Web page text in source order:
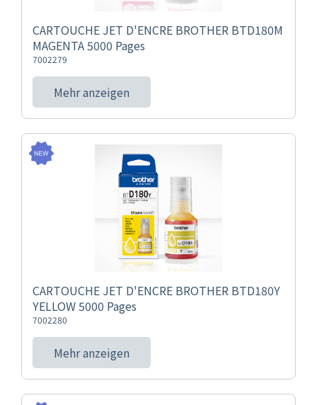
CARTOUCHE JET D'ENCRE BROTHER BTD180M
MAGENTA 5000 Pages
7002279
Mehr anzeigen
CARTOUCHE JET D'ENCRE BROTHER BTD180Y
YELLOW 5000 Pages
7002280
Mehr anzeigen